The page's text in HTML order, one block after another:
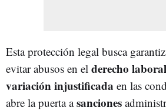
Esta protección legal busca
evitar abusos en el derecho laboral
variación injustificada en las
abre la puerta asanciones